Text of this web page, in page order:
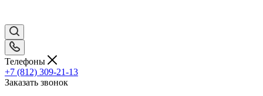
Телефоны
+7 (812) 309-21-13
Заказать звонок